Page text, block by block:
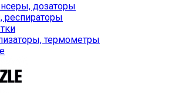
дозаторы
респираторы
термометры